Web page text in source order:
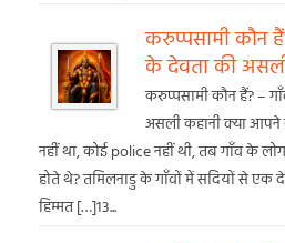
करुप्पसामी कौन
के देवता की
करुप्पसामी कौन हैं? –
असली कहानी क्या
नहीं था, कोई police नहीं थी, तब गाँव के
होते थे? तमिलनाडु के गाँवों में सदियों से
हिम्मत […]13...